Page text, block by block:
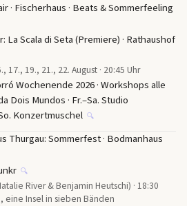
· Fischerhaus · Beats & Sommerfeeling
La Scala di Seta (Premiere) · Rathaushof
19., 21., 22. August · 20:45 Uhr
Wochenende 2026 · Workshops alle
Dois Mundos · Fr.–Sa. Studio
Konzertmuschel 🔍
Thurgau: Sommerfest · Bodmanhaus
🔍
River & Benjamin Heutschi) · 18:30
eine Insel in sieben Bänden